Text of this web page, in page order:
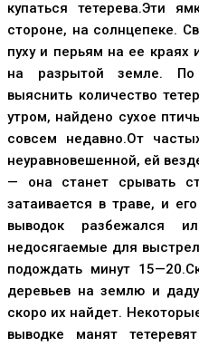
купаться тетерева.Эти
стороне, на солнцепеке.
пуху и перьям на ее
на разрытой земле. По
выяснить количество
утром, найдено сухое
совсем недавно.От
неуравновешенной, ей
— она станет срывать
затаивается в траве, и
выводок разбежался
недосягаемые для
подождать минут
деревьев на землю и
скоро их найдет.
выводке манят